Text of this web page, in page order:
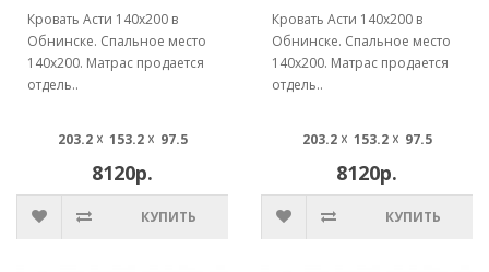
Кровать Асти 140х200 в
Обнинске. Спальное место
140х200. Матрас продается
отдель..
203.2 ☓ 153.2 ☓ 97.5
8120р.
КУПИТЬ
Кровать Асти 140х200 в
Обнинске. Спальное место
140х200. Матрас продается
отдель..
203.2 ☓ 153.2 ☓ 97.5
8120р.
КУПИТЬ